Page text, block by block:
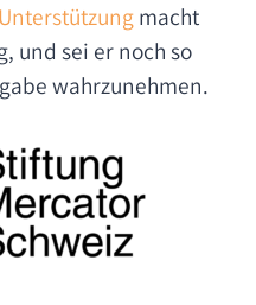
macht
und sei er noch so
wahrzunehmen.